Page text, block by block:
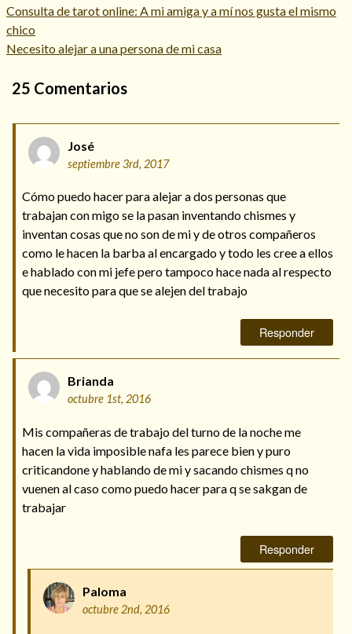
Consulta de tarot online: A mi amiga y a mí nos gusta el mismo
chico
Necesito alejar a una persona de mi casa
25 Comentarios
José
septiembre 3rd, 2017
Cómo puedo hacer para alejar a dos personas que
trabajan con migo se la pasan inventando chismes y
inventan cosas que no son de mi y de otros compañeros
como le hacen la barba al encargado y todo les cree a ellos
e hablado con mi jefe pero tampoco hace nada al respecto
que necesito para que se alejen del trabajo
Responder
Brianda
octubre 1st, 2016
Mis compañeras de trabajo del turno de la noche me
hacen la vida imposible nafa les parece bien y puro
criticandone y hablando de mi y sacando chismes q no
vuenen al caso como puedo hacer para q se sakgan de
trabajar
Responder
Paloma
octubre 2nd, 2016